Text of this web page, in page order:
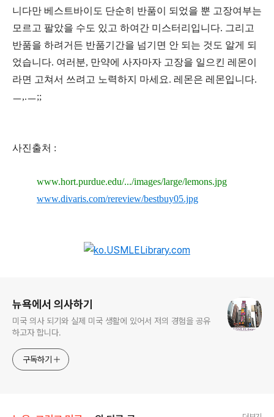
니다만 베스트바이도 단순히 반품이 되었을 뿐 고장여부는
모르고 팔았을 수도 있고 하여간 미스터리입니다. 그리고
반품을 하려거든 반품기간을 넘기면 안 되는 것도 알게 되
었습니다. 여러분, 만약에 사자마자 고장을 일으킨 레몬이
라면 고쳐서 쓰려고 노력하지 마세요. 레몬은 레몬입니다.
ㅡ,.ㅡ;;
사진출처 :
www.hort.purdue.edu/.../images/large/lemons.jpg
www.divaris.com/rereview/bestbuy05.jpg
뉴욕에서 의사하기
미국 의사 되기와 실제 미국 생활에 있어서 저의 경험을 공유
하고자 합니다.
구독하기